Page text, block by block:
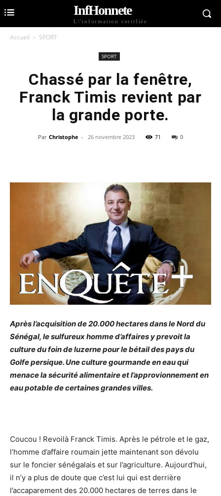
InfHonnete
L\'information certifiée
Accueil SPORT
SPORT
Chassé par la fenêtre,
Franck Timis revient par
la grande porte.
Par Christophe - 26 novembre 2023 71 0
Après l’acquisition de 20.000 hectares dans le Nord du
Sénégal, le sulfureux homme d’affaires y prevoit la
culture du foin de luzerne pour le bétail des pays du
Golfe persique. Une culture gourmande en eau qui
menace la sécurité alimentaire et l’approvionnement en
eau potable de certaines grandes villes.
Coucou ! Revoilà Franck Timis. Après le pétrole et le gaz,
l’homme d’affaire roumain jette maintenant son dévolu
sur le foncier sénégalais et sur l’agriculture. Aujourd’hui,
il n’y a plus de doute que c’est lui qui est derrière
l’accaparement des 20.000 hectares de terres dans le